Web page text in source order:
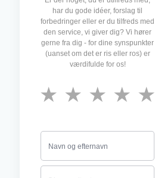
har du gode idéer, forslag til
forbedringer eller er du tilfreds med
den service, vi giver dig? Vi hører
gerne fra dig - for dine synspunkter
(uanset om det er ris eller ros) er
værdifulde for os!
★
★
★
★
★